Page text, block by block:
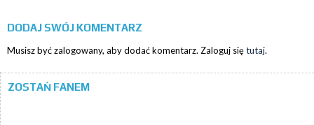
DODAJ SWÓJ KOMENTARZ
Musisz być zalogowany, aby dodać komentarz. Zaloguj siętutaj.
ZOSTAŃ FANEM